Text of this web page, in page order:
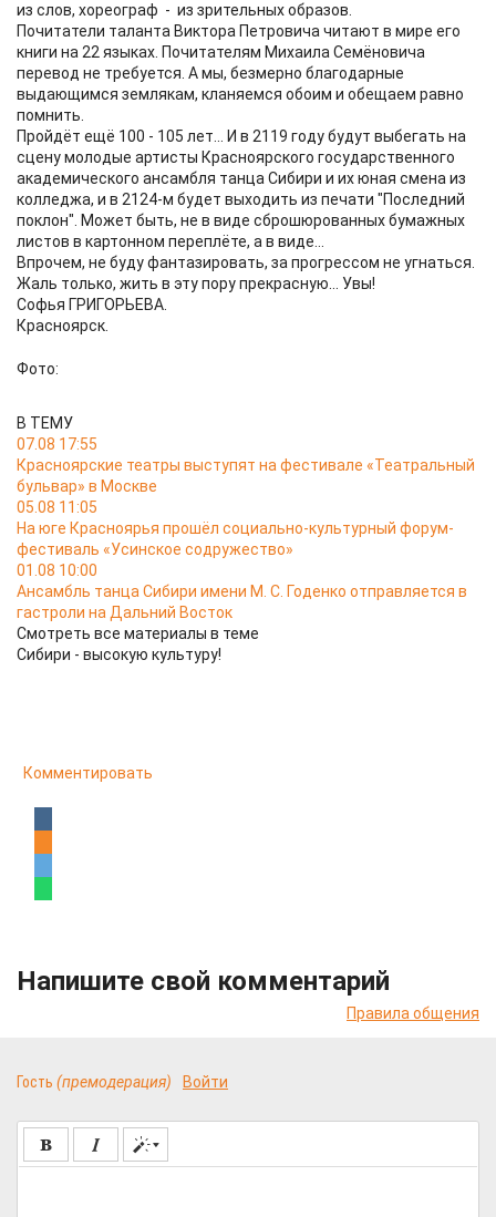
из слов, хореограф - из зрительных образов.
Почитатели таланта Виктора Петровича читают в мире его
книги на 22 языках. Почитателям Михаила Семёновича
перевод не требуется. А мы, безмерно благодарные
выдающимся землякам, кланяемся обоим и обещаем равно
помнить.
Пройдёт ещё 100 - 105 лет... И в 2119 году будут выбегать на
сцену молодые артисты Красноярского государственного
академического ансамбля танца Сибири и их юная смена из
колледжа, и в 2124-м будет выходить из печати "Последний
поклон". Может быть, не в виде сброшюрованных бумажных
листов в картонном переплёте, а в виде...
Впрочем, не буду фантазировать, за прогрессом не угнаться.
Жаль только, жить в эту пору прекрасную... Увы!
Софья ГРИГОРЬЕВА.
Красноярск.
Фото:
В ТЕМУ
07.08 17:55
Красноярские театры выступят на фестивале «Театральный
бульвар» в Москве
05.08 11:05
На юге Красноярья прошёл социально-культурный форум-
фестиваль «Усинское содружество»
01.08 10:00
Ансамбль танца Сибири имени М. С. Годенко отправляется в
гастроли на Дальний Восток
Смотреть все материалы в теме
Сибири - высокую культуру!
Комментировать
Напишите свой комментарий
Правила общения
Гость (премодерация) Войти